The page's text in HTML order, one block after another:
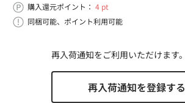
購入還元ポイント： 4 pt
同梱可能、ポイント利用可能
再入荷通知をご利用いただけます。
再入荷通知を登録する